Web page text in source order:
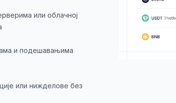
или облачној
и подешавањима
или нижделове без